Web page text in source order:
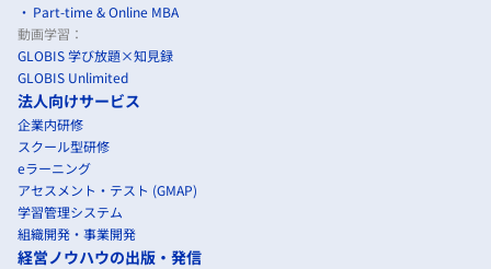
Part-time & Online MBA
動画学習：
GLOBIS 学び放題×知見録
GLOBIS Unlimited
法人向けサービス
企業内研修
スクール型研修
eラーニング
アセスメント・テスト (GMAP)
学習管理システム
組織開発・事業開発
経営ノウハウの出版・発信